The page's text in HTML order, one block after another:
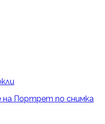
на Портрет по снимка